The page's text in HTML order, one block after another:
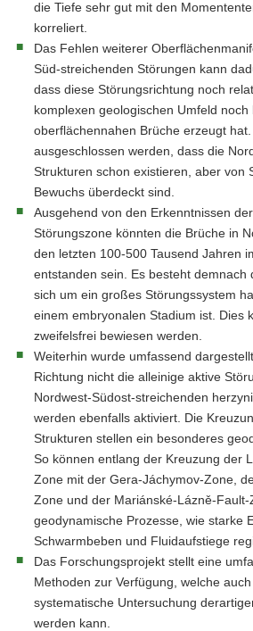
im
FuE-
Projekt
Herdflächenlösungen
ausgewählter
Erdbeben
dargestellt.
die Tiefe sehr gut mit den
korreliert.
Das Fehlen weiterer
Süd-streichenden Störungen kann
dass diese Störungsrichtung noch
komplexen geologischen Umfeld
oberflächennahen Brüche erzeugt
ausgeschlossen werden, dass die
Strukturen schon existieren, aber von
Bewuchs überdeckt sind.
Ausgehend von den Erkenntnissen
Störungszone könnten die Brüche in
den letzten 100-500 Tausend Jahren
entstanden sein. Es besteht demnach
sich um ein großes Störungssystem
einem embryonalen Stadium ist. Dies
zweifelsfrei bewiesen werden.
Weiterhin wurde umfassend
Richtung nicht die alleinige aktive
Nordwest-Südost-streichenden
werden ebenfalls aktiviert. Die
Strukturen stellen ein besonderes
So können entlang der Kreuzung der
Zone mit der Gera-Jáchymov-Zone,
Zone und der Mariánské-Lázně-
geodynamische Prozesse, wie starke
Schwarmbeben und Fluidaufstiege
Das Forschungsprojekt stellt eine
Methoden zur Verfügung, welche
systematische Untersuchung
werden kann.